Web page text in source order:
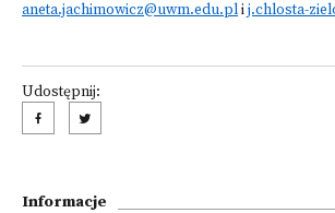
aneta.jachimowicz@uwm.edu.plij.chlosta-
Udostępnij:
Informacje